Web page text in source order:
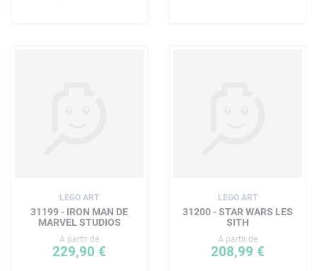
LEGO ART
31199 - IRON MAN DE
MARVEL STUDIOS
A partir de
229,90 €
LEGO ART
31200 - STAR WARS LES
SITH
A partir de
208,99 €